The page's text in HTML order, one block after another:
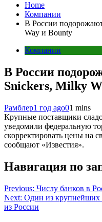
Home
Компании
В России
Way и Bounty
Компании
В России
Snickers, Milky
Рамблер1 год ago01 mins
Крупные поставщики
уведомили федеральную
скорректировать цены на
сообщают «Известия».
Навигация по
Previous: Числу банков в
Next: Один из крупнейших
из России